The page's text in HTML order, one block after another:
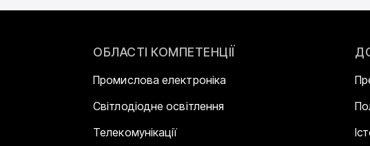
ОБЛАСТІ КОМПЕТЕНЦІЇ
Промислова електроніка
Світлодіодне освітлення
Телекомунікації